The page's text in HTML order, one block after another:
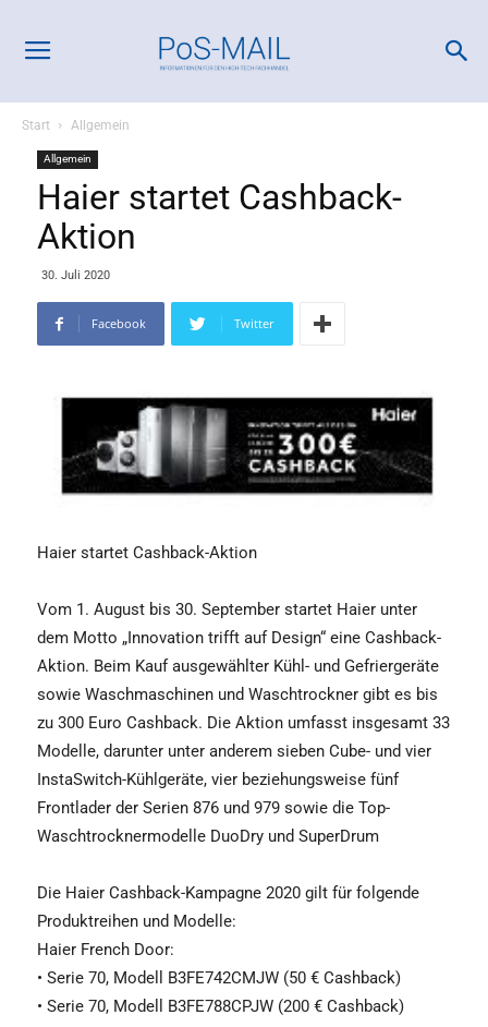
Start Allgemein
Allgemein
Haier startet Cashback-
Aktion
30. Juli 2020
Facebook Twitter
Haier startet Cashback-Aktion
Vom 1. August bis 30. September startet Haier unter
dem Motto „Innovation trifft auf Design“ eine Cashback-
Aktion. Beim Kauf ausgewählter Kühl- und Gefriergeräte
sowie Waschmaschinen und Waschtrockner gibt es bis
zu 300 Euro Cashback. Die Aktion umfasst insgesamt 33
Modelle, darunter unter anderem sieben Cube- und vier
InstaSwitch-Kühlgeräte, vier beziehungsweise fünf
Frontlader der Serien 876 und 979 sowie die Top-
Waschtrocknermodelle DuoDry und SuperDrum
Die Haier Cashback-Kampagne 2020 gilt für folgende
Produktreihen und Modelle:
Haier French Door:
• Serie 70, Modell B3FE742CMJW (50 € Cashback)
• Serie 70, Modell B3FE788CPJW (200 € Cashback)